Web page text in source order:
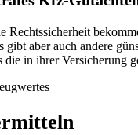
Rechtssicherheit
aber auch andere
in ihrer Versicherung